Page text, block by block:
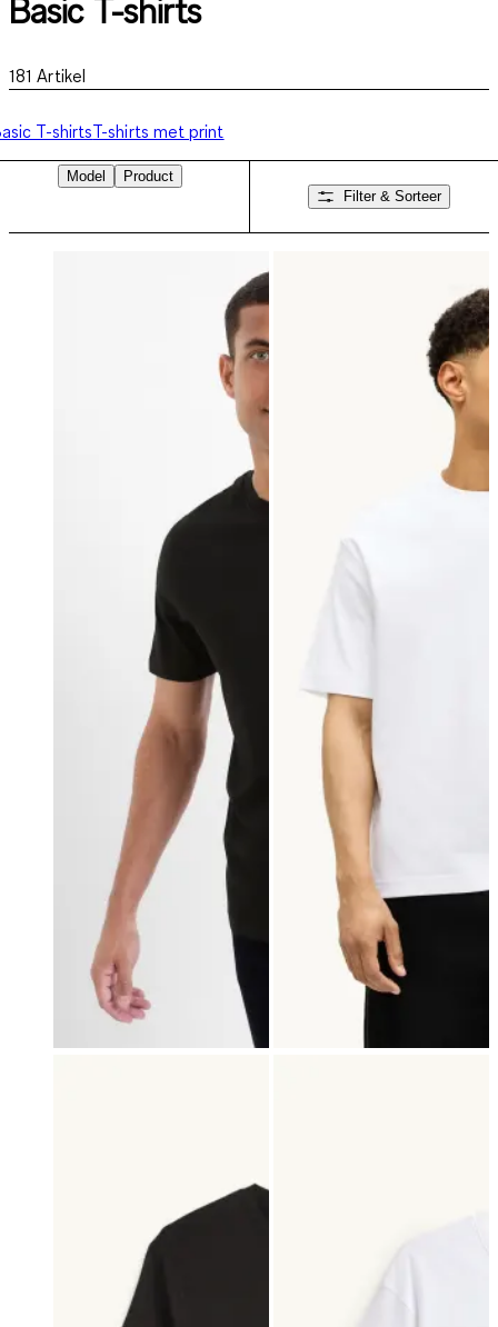
Basic T-shirts
181 Artikel
T-shirtsT-shirts met print
Model
Product
Filter & Sorteer